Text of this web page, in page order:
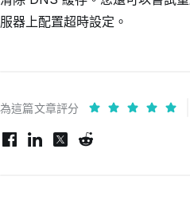
服器上配置超時設定。
為這篇文章評分